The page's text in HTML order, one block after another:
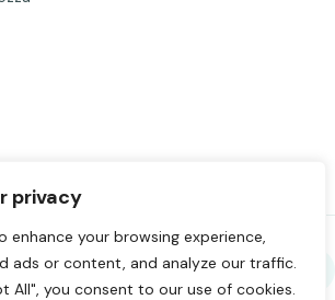
privacy
enhance your browsing experience,
ads or content, and analyze our traffic.
All", you consent to our use of cookies.